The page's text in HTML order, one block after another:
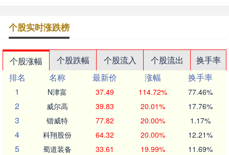
个股实时涨跌榜
个股涨幅 个股跌幅 个股流入 个股流出
换手率
排名
名称 最新价 涨幅
换手率
1
N津富 37.49 114.72% 77.46%
2 威尔高 39.83 20.01% 17.76%
3 锴威特 77.82 20.00% 1.17%
4 科翔股份 64.32 20.00% 12.21%
5 蜀道装备 33.61 19.99% 11.69%